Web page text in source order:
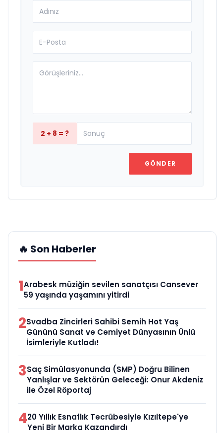
2 + 8 = ?
GÖNDER
🔥 Son Haberler
1Arabesk müziğin sevilen sanatçısı Cansever
59 yaşında yaşamını yitirdi
2Svadba Zincirleri Sahibi Semih Hot Yaş
Gününü Sanat ve Cemiyet Dünyasının Ünlü
İsimleriyle Kutladı!
3Saç Simülasyonunda (SMP) Doğru Bilinen
Yanlışlar ve Sektörün Geleceği: Onur Akdeniz
ile Özel Röportaj
420 Yıllık Esnaflık Tecrübesiyle Kızıltepe'ye
Yeni Bir Marka Kazandırdı